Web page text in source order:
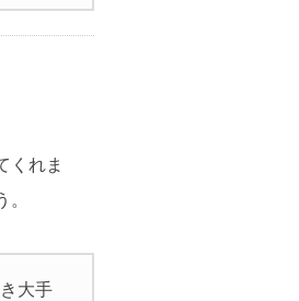
くれま
大手